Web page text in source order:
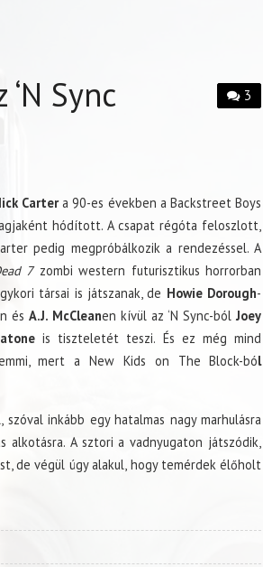
3
Sync
Cartera 90-es években a Backstreet Boys
hódított. A csapat régóta feloszlott,
pedig megpróbálkozik a rendezéssel. A
7zombi western futurisztikus horrorban
társai is játszanak, de Howie Dorough-
és A.J. McCleanen kívül az ‘N Sync-bólJoey
is tiszteletét teszi. És ez még mind
mert a New Kids on The Block-ból
inkább egy hatalmas nagy marhulásra
alkotásra. A sztori a vadnyugaton játszódik,
de végül úgy alakul, hogy temérdek élőholt